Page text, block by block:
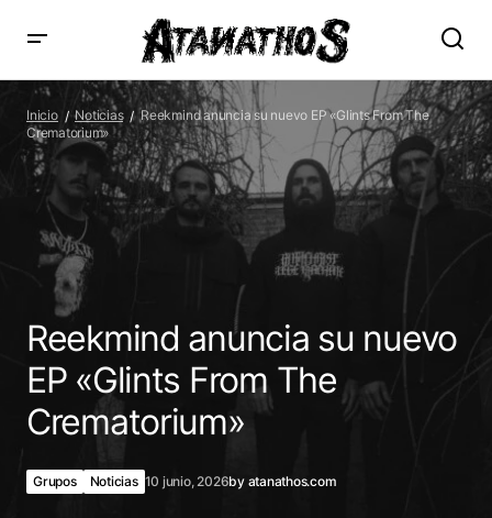
Reekmind anuncia su nuevo EP «Glints From The
Crematorium»
Inicio Noticias
Reekmind anuncia su nuevo EP «Glints From The
Crematorium»
Reekmind anuncia su nuevo
EP «Glints From The
Crematorium»
Grupos Noticias 10 junio, 2026by atanathos.com